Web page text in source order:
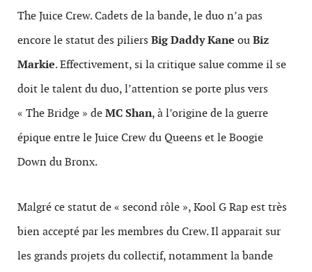
The Juice Crew. Cadets de la bande, le duo n’a pas
encore le statut des piliers Big Daddy Kane ouBiz
Markie. Effectivement, si la critique salue comme il se
doit le talent du duo, l’attention se porte plus vers
« The Bridge » deMC Shan, à l’origine de la guerre
épique entre le Juice Crew du Queens et le Boogie
Down du Bronx.
Malgré ce statut de « second rôle », Kool G Rap est très
bien accepté par les membres du Crew. Il apparait sur
les grands projets du collectif, notamment la bande